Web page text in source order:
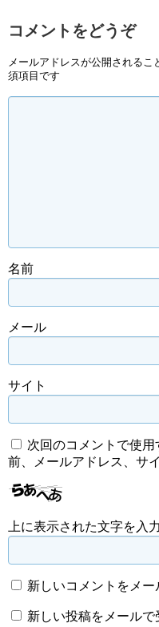
コメントをどうぞ
メールアドレスが公開されるこ
須項目です
名前
メール
サイト
次回のコメントで使
前、メールアドレス、サ
上に表示された文字を入
新しいコメントをメー
新しい投稿をメールで